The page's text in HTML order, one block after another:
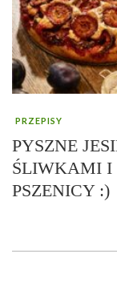
PRZEPISY
PYSZNE
ŚLIWKAMI I
PSZENICY :)